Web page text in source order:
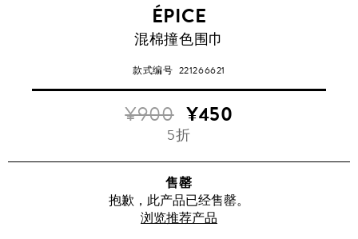
ÉPICE
混棉撞色围巾
款式编号 221266621
¥900 ¥450
5折
售罄
抱歉，此产品已经售罄。
浏览推荐产品